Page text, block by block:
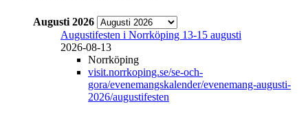
Augusti 2026
Augustifesten i Norrköping 13-15 augusti
2026-08-13
Norrköping
visit.norrkoping.se/se-och-
gora/evenemangskalender/evenemang-augusti-
2026/augustifesten